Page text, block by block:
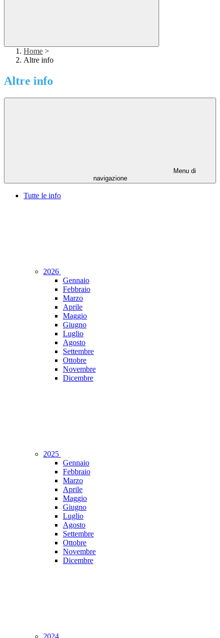
Home >
Altre info
Altre info
Menu di
navigazione
Tutte le info
2026
Gennaio
Febbraio
Marzo
Aprile
Maggio
Giugno
Luglio
Agosto
Settembre
Ottobre
Novembre
Dicembre
2025
Gennaio
Febbraio
Marzo
Aprile
Maggio
Giugno
Luglio
Agosto
Settembre
Ottobre
Novembre
Dicembre